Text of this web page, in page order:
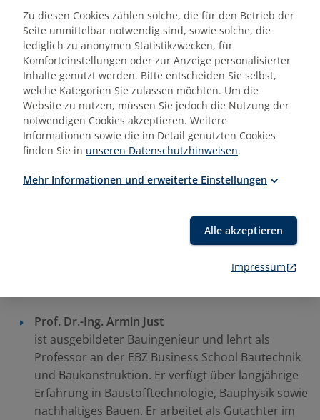
Sonstiges
Für die Zusendung exklusiver und zielgerichteter
Angebote werden wir im Nachgang Ihre E-Mailadresse
nutzen. Sie können dem JEDERZEIT mit Wirkung für die
Zukunft widersprechen. Bitte schreiben Sie in diesem
Fall eine E-Mal anakademie@e-b-z.de
Termine/Orte
Prof. Dr.-Ing. Armin Just
ist ausgebildeter Bauingenieur und lehrt als
Professor an der EBZ Business School Bautechnik
und Baukonstruktion. Er verfügt über langjährige
Erfahrung in Baustofftechnologie, Bauphysik sowie
nachhaltiges Bauen. Er arbeitet als Gutachter im
Zu diesen Cookies zählen solche, die für den Betrieb der
Seite unmittelbar notwendig sind, sowie solche, die
lediglich zu anonymen Statistikzwecken, für
Komforteinstellungen oder zur Anzeige personalisierter
Inhalte genutzt werden. Bitte entscheiden Sie selbst,
welche Kategorien Sie zulassen möchten. Um die
Website zu nutzen, müssen Sie jedoch die Nutzung der
notwendigen Cookies akzeptieren. Weitere
Informationen sowie die im Detail genutzten Cookies
finden Sie in unseren Datenschutzhinweisen.
Mehr Informationen und erweiterte Einstellungen
Alle akzeptieren
Impressum